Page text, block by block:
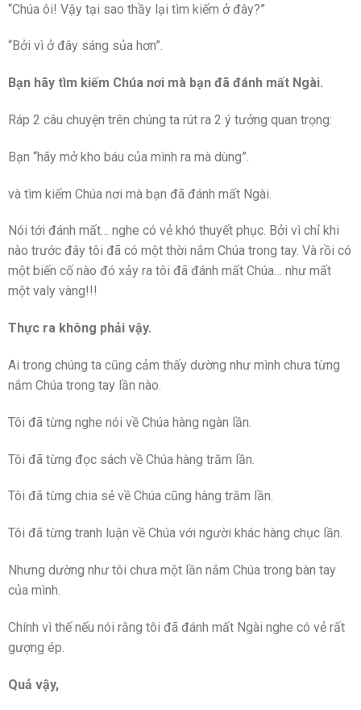
“Chúa ôi! Vậy tại sao thầy lại tìm kiếm ở đây?”
“Bởi vì ở đây sáng sủa hơn”.
Bạn hãy tìm kiếm Chúa nơi mà bạn đã đánh mất Ngài.
Ráp 2 câu chuyện trên chúng ta rút ra 2 ý tưởng quan trọng:
Bạn “hãy mở kho báu của mình ra mà dùng”.
và tìm kiếm Chúa nơi mà bạn đã đánh mất Ngài.
Nói tới đánh mất… nghe có vẻ khó thuyết phục. Bởi vì chỉ khi
nào trước đây tôi đã có một thời nắm Chúa trong tay. Và rồi có
một biến cố nào đó xảy ra tôi đã đánh mất Chúa… như mất
một valy vàng!!!
Thực ra không phải vậy.
Ai trong chúng ta cũng cảm thấy dường như mình chưa từng
nắm Chúa trong tay lần nào.
Tôi đã từng nghe nói về Chúa hàng ngàn lần.
Tôi đã từng đọc sách về Chúa hàng trăm lần.
Tôi đã từng chia sẻ về Chúa cũng hàng trăm lần.
Tôi đã từng tranh luận về Chúa với người khác hàng chục lần.
Nhưng dường như tôi chưa một lần nắm Chúa trong bàn tay
của mình.
Chính vì thế nếu nói rằng tôi đã đánh mất Ngài nghe có vẻ rất
gượng ép.
Quả vậy,